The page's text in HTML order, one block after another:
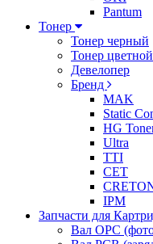
Pantum
Тонер
Тонер черный
Тонер цветной
Девелопер
Бренд
MAK
Static
HG
Ultra
TTI
CET
IPM
Запчасти для
Вал OPC